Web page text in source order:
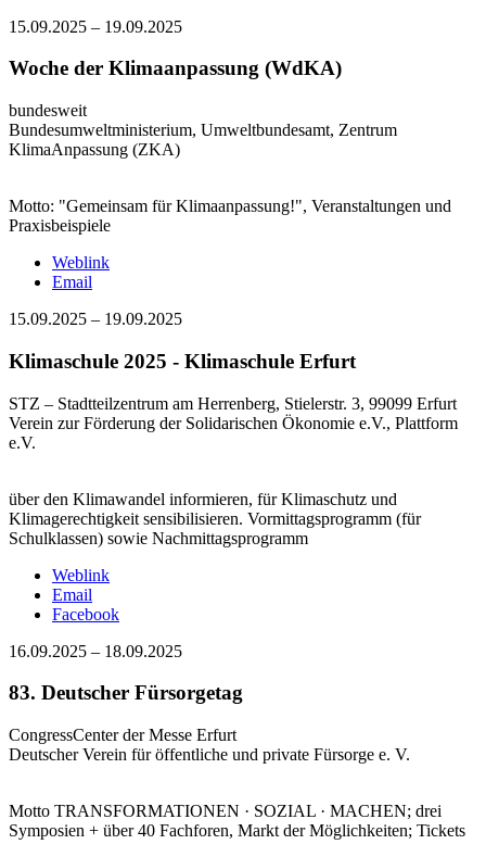
15.09.2025 – 19.09.2025
Woche der Klimaanpassung (WdKA)
bundesweit
Bundesumweltministerium, Umweltbundesamt, Zentrum
KlimaAnpassung (ZKA)
Motto: "Gemeinsam für Klimaanpassung!", Veranstaltungen und
Praxisbeispiele
Weblink
Email
15.09.2025 – 19.09.2025
Klimaschule 2025 - Klimaschule Erfurt
STZ – Stadtteilzentrum am Herrenberg, Stielerstr. 3, 99099 Erfurt
Verein zur Förderung der Solidarischen Ökonomie e.V., Plattform
e.V.
über den Klimawandel informieren, für Klimaschutz und
Klimagerechtigkeit sensibilisieren. Vormittagsprogramm (für
Schulklassen) sowie Nachmittagsprogramm
Weblink
Email
Facebook
16.09.2025 – 18.09.2025
83. Deutscher Fürsorgetag
CongressCenter der Messe Erfurt
Deutscher Verein für öffentliche und private Fürsorge e. V.
Motto TRANSFORMATIONEN · SOZIAL · MACHEN; drei
Symposien + über 40 Fachforen, Markt der Möglichkeiten; Tickets